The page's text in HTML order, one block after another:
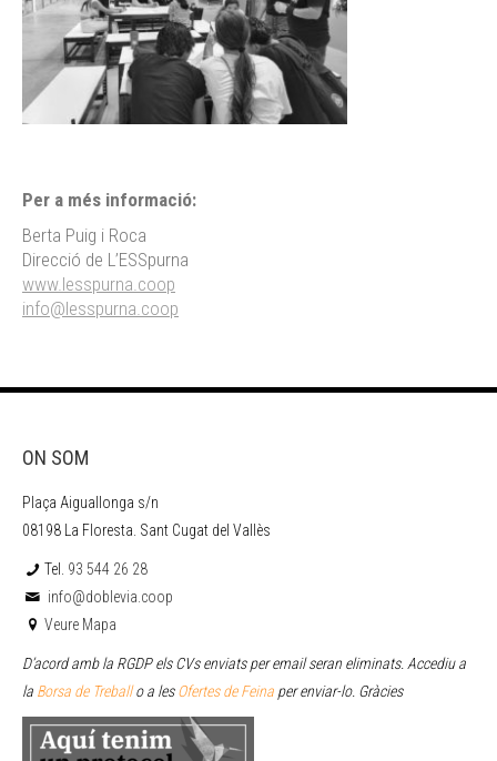
Per a més informació:
Berta Puig i Roca
Direcció de L’ESSpurna
www.lesspurna.coop
info@lesspurna.coop
ON SOM
Plaça Aiguallonga s/n
08198 La Floresta. Sant Cugat del Vallès
Tel. 93 544 26 28
info@doblevia.coop
Veure Mapa
D’acord amb la RGDP els CVs enviats per email seran eliminats. Accediu a
la Borsa de Treballo a lesOfertes de Feina per enviar-lo. Gràcies